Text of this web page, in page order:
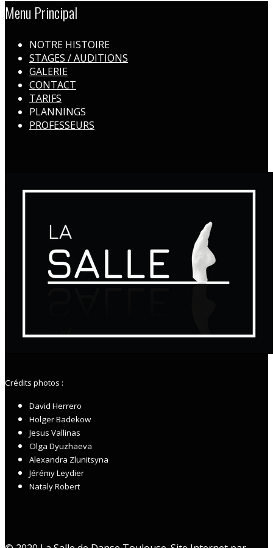
Menu Principal
NOTRE HISTOIRE
STAGES / AUDITIONS
GALERIE
CONTACT
TARIFS
PLANNINGS
PROFESSEURS
Crédits photos :
David Herrero
Holger Badekow
Jesus Vallinas
Olga Dyuzhaeva
Alexandra Zlunitsyna
Jérémy Leydier
Nataly Robert